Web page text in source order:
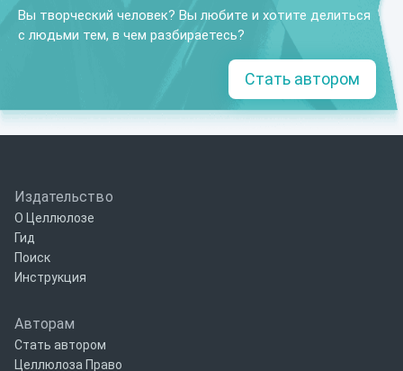
Вы творческий человек? Вы любите и хотите делиться
с людьми тем, в чем разбираетесь?
Стать автором
Издательство
О Целлюлозе
Гид
Поиск
Инструкция
Авторам
Стать автором
Целлюлоза Право